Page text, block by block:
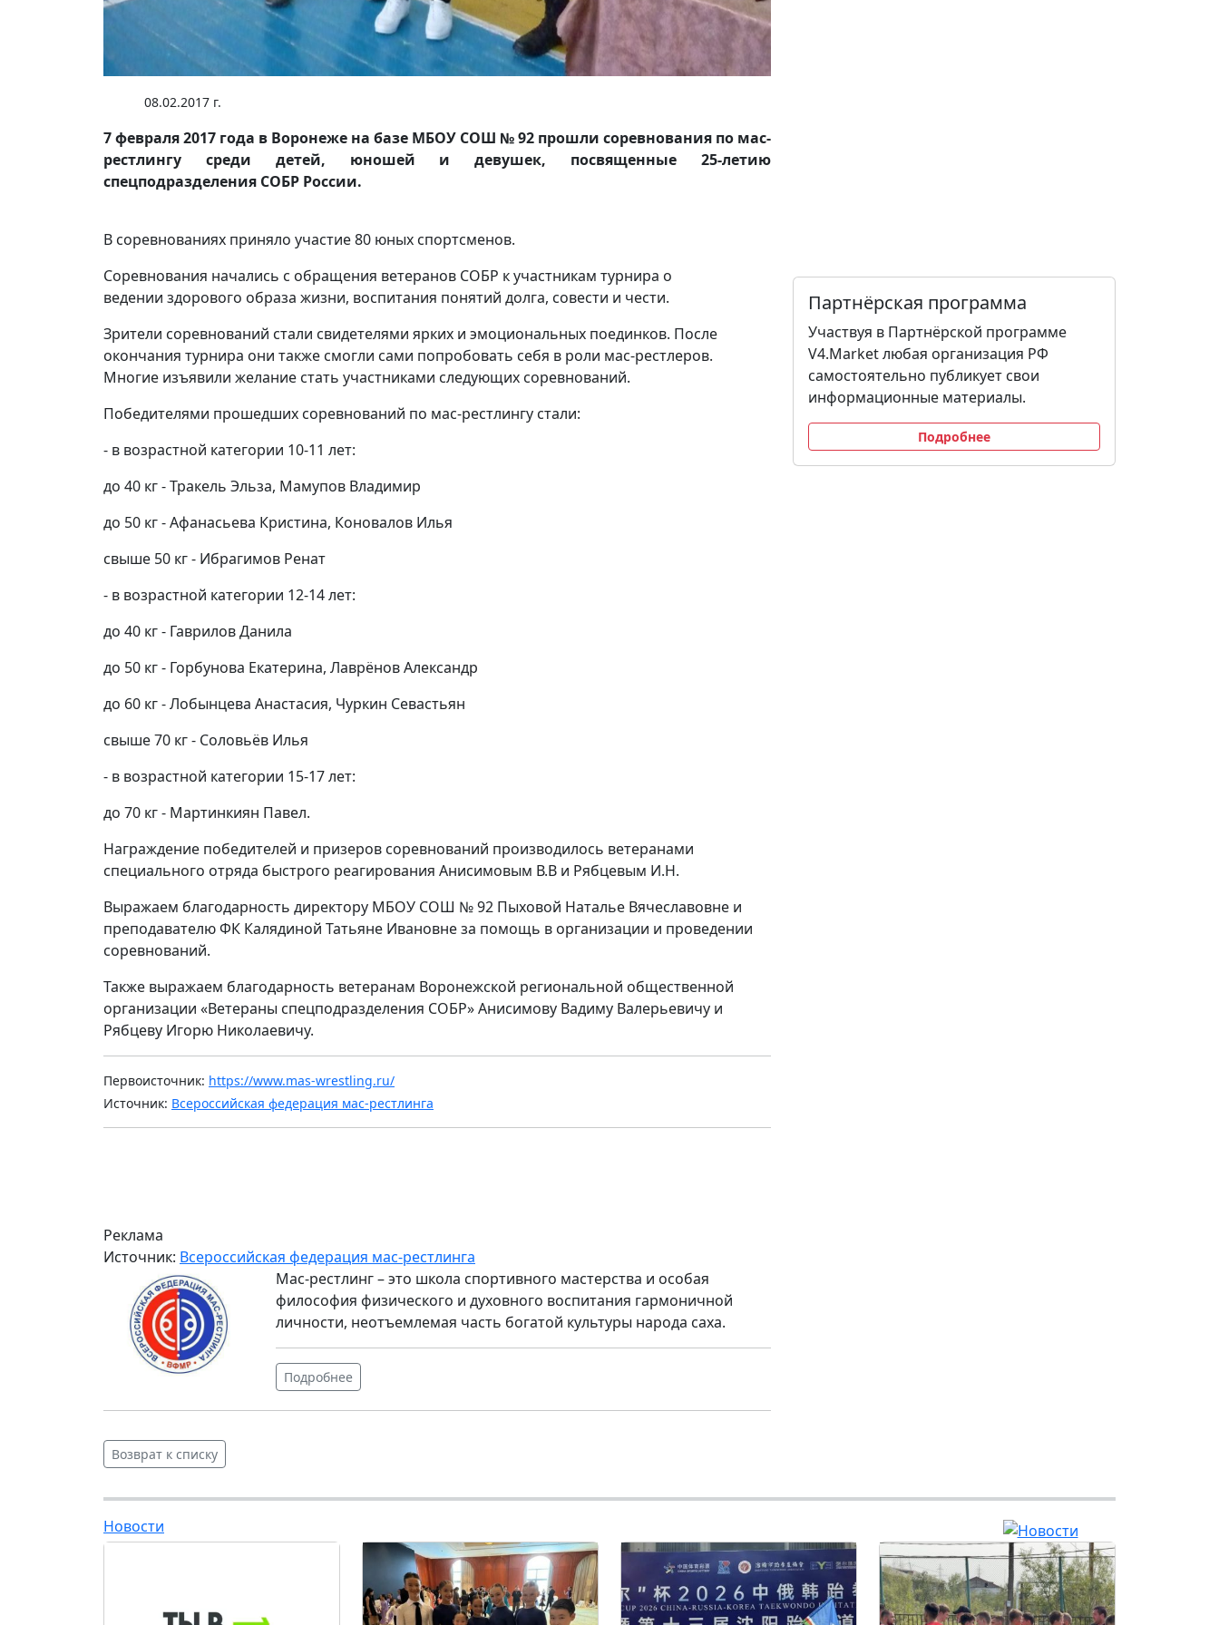
08.02.2017 г.
7 февраля 2017 года в Воронеже на базе МБОУ СОШ № 92 прошли соревнования по мас-
рестлингу среди детей, юношей и девушек, посвященные 25-летию
спецподразделения СОБР России.
В соревнованиях приняло участие 80 юных спортсменов.
Соревнования начались с обращения ветеранов СОБР к участникам турнира о
ведении здорового образа жизни, воспитания понятий долга, совести и чести.
Зрители соревнований стали свидетелями ярких и эмоциональных поединков. После
окончания турнира они также смогли сами попробовать себя в роли мас-рестлеров.
Многие изъявили желание стать участниками следующих соревнований.
Победителями прошедших соревнований по мас-рестлингу стали:
- в возрастной категории 10-11 лет:
до 40 кг - Тракель Эльза, Мамупов Владимир
до 50 кг - Афанасьева Кристина, Коновалов Илья
свыше 50 кг - Ибрагимов Ренат
- в возрастной категории 12-14 лет:
до 40 кг - Гаврилов Данила
до 50 кг - Горбунова Екатерина, Лаврёнов Александр
до 60 кг - Лобынцева Анастасия, Чуркин Севастьян
свыше 70 кг - Соловьёв Илья
- в возрастной категории 15-17 лет:
до 70 кг - Мартинкиян Павел.
Награждение победителей и призеров соревнований производилось ветеранами
специального отряда быстрого реагирования Анисимовым В.В и Рябцевым И.Н.
Выражаем благодарность директору МБОУ СОШ № 92 Пыховой Наталье Вячеславовне и
преподавателю ФК Калядиной Татьяне Ивановне за помощь в организации и проведении
соревнований.
Также выражаем благодарность ветеранам Воронежской региональной общественной
организации «Ветераны спецподразделения СОБР» Анисимову Вадиму Валерьевичу и
Рябцеву Игорю Николаевичу.
Первоисточник: https://www.mas-wrestling.ru/
Источник: Всероссийская федерация мас-рестлинга
Реклама
Источник: Всероссийская федерация мас-рестлинга
Мас-рестлинг – это школа спортивного мастерства и особая
философия физического и духовного воспитания гармоничной
личности, неотъемлемая часть богатой культуры народа саха.
Подробнее
Партнёрская программа
Участвуя в Партнёрской программе
V4.Market любая организация РФ
самостоятельно публикует свои
информационные материалы.
Подробнее
Возврат к списку
Новости